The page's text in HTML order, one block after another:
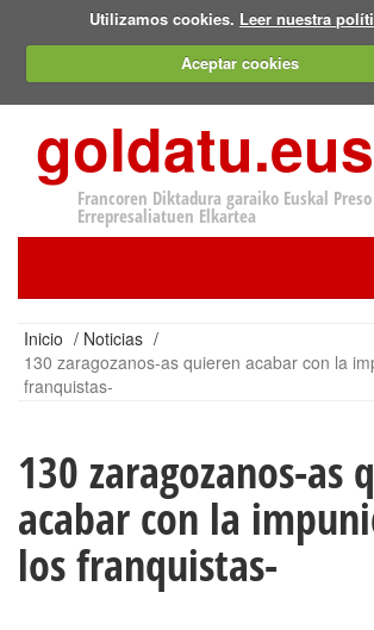
Utilizamos cookies. Leer nuestra
Aceptar cookies
goldatu.eus
Francoren Diktadura garaiko Euskal
Errepresaliatuen Elkartea
Inicio / Noticias /
130 zaragozanos-as quieren acabar con la
franquistas-
130 zaragozanos-as
acabar con la
los franquistas-